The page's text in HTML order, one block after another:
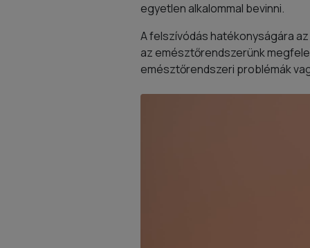
egyetlen alkalommal bevinni.
A felszívódás hatékonyságára
az emésztőrendszerünk
emésztőrendszeri problémák